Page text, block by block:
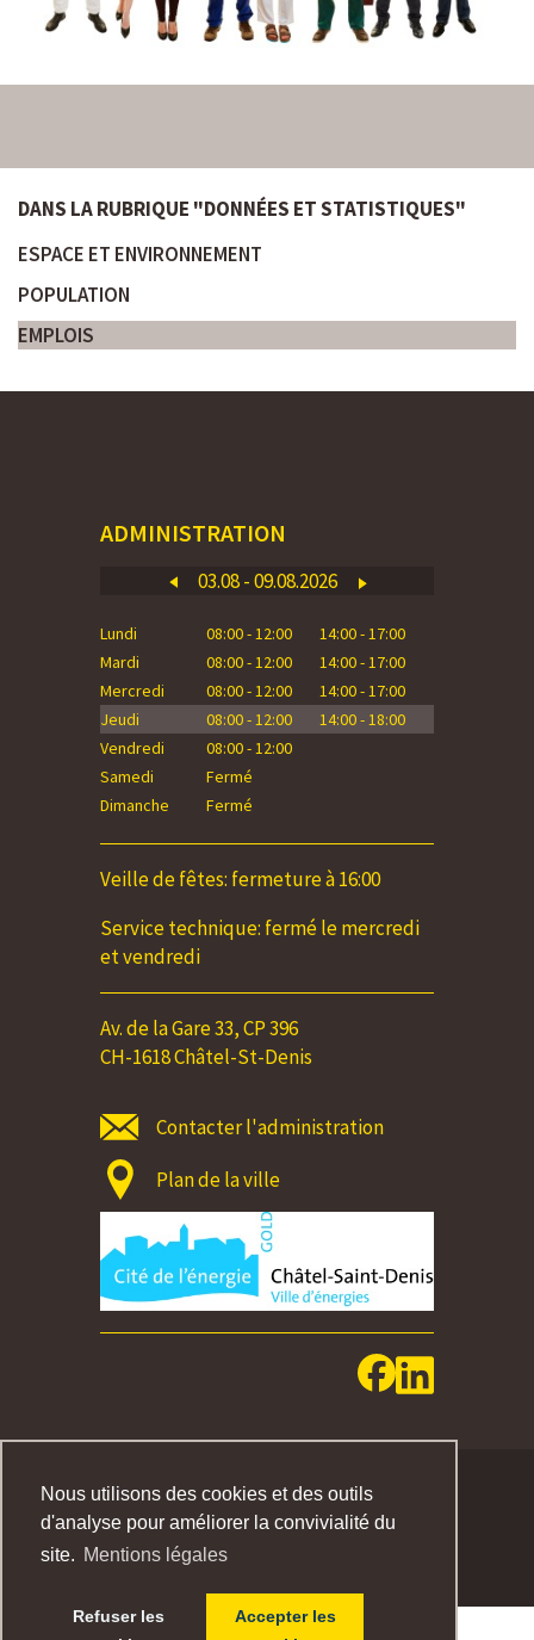
Nous utilisons des cookies et des outils
d'analyse pour améliorer la convivialité du
site. Mentions légales
Refuser les
Accepter les
DANS LA RUBRIQUE "DONNÉES ET STATISTIQUES"
ESPACE ET ENVIRONNEMENT
POPULATION
EMPLOIS
ADMINISTRATION
03.08 - 09.08.2026
Lundi 08:00 - 12:00
14:00 - 17:00
Mardi
08:00 - 12:00
14:00 - 17:00
Mercredi
08:00 - 12:00
14:00 - 17:00
Jeudi
08:00 - 12:00
14:00 - 18:00
Vendredi
08:00 - 12:00
Samedi
Fermé
Dimanche
Fermé
Veille de fêtes: fermeture à 16:00
Service technique: fermé le mercredi
et vendredi
Av. de la Gare 33, CP 396
CH-1618 Châtel-St-Denis
Contacter l'administration
Plan de la ville
MENTIONS LEGALES
IMPRESSUM